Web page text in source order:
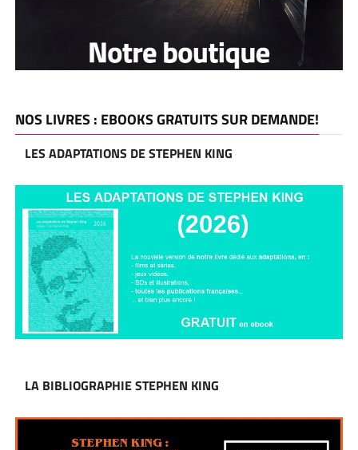
NOS LIVRES : EBOOKS GRATUITS SUR DEMANDE!
LES ADAPTATIONS DE STEPHEN KING
LA BIBLIOGRAPHIE STEPHEN KING